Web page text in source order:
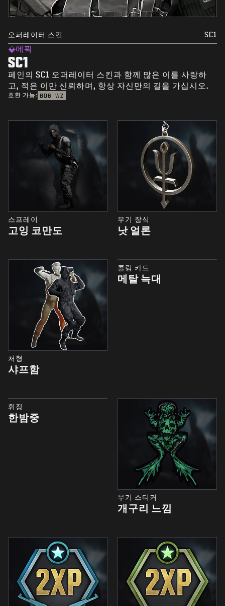
오퍼레이터 스킨 SC1
에픽
SC1
페인의 SC1 오퍼레이터 스킨과 함께 많은 이를 사랑하
고, 적은 이만 신뢰하며, 항상 자신만의 길을 가십시오.
호환 가능: BO6 WZ
스프레이
고잉 코만도
무기 장식
낫 얼론
처형
샤프함
콜링 카드
메탈 늑대
휘장
한밤중
무기 스티커
개구리 느낌